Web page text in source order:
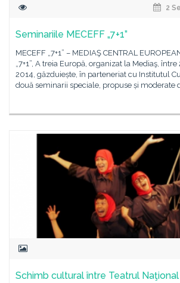
2
Seminariile MECEFF „7+1”
MECEFF „7+1” – MEDIAŞ CENTRAL
„7+1”, A treia Europă, organizat la Mediaş,
2014, găzduiește, în parteneriat cu Institutul
două seminarii speciale, propuse și moderate
Schimb cultural între Teatrul Naţional